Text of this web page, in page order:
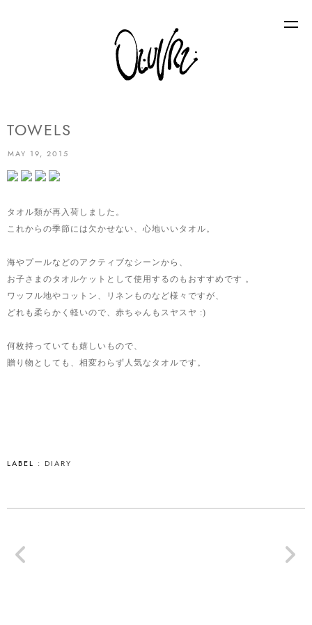
TOWELS
MAY 19, 2015
タオル類が再入荷しました。
これからの季節には欠かせない、心地いいタオル。
海やプールなどのアクティブなシーンから、
お子さまのタオルケットとして使用するのもおすすめです 。
ワッフル地やコットン、リネンものなど様々ですが、
どれも柔らかく軽いので、赤ちゃんもスヤスヤ :)
何枚持っていても嬉しいもので、
贈り物としても、相変わらず人気なタオルです。
LABEL : DIARY